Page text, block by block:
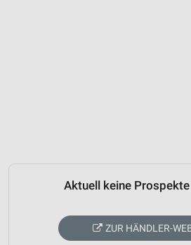
Aktuell keine
ZUR HÄNDLER-